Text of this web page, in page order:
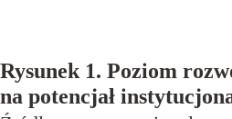
Rysunek 1. Poziom
na potencjał